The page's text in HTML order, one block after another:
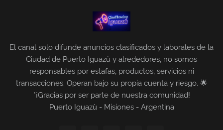
El canal solo difunde anuncios clasificados y laborales de la
Ciudad de Puerto Iguazù y alrededores, no somos
responsables por estafas, productos, servicios ni
transacciones. Operan bajo su propia cuenta y riesgo. 🌟
*¡Gracias por ser parte de nuestra comunidad!
Puerto Iguazù - Misiones - Argentina